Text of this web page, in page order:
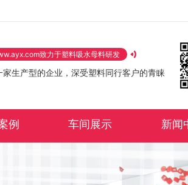
致力于塑料吸水母料研发
家生产型的企业，深受塑料同行客户的青睐
例 车间展示 新闻